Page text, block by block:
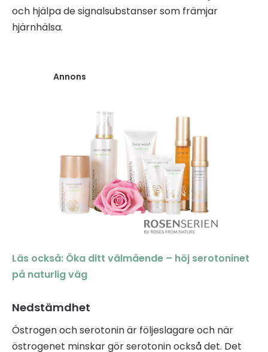
och hjälpa de signalsubstanser som främjar
hjärnhälsa.
Annons
Läs också: Öka ditt välmående – höj serotoninet
på naturlig väg
Nedstämdhet
Östrogen och serotonin är följeslagare och när
östrogenet minskar gör serotonin också det. Det